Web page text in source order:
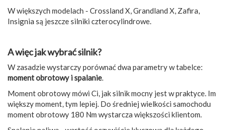
W większych modelach - Crossland X, Grandland X, Zafira,
Insignia są jeszcze silniki czterocylindrowe.
A więc jak wybrać silnik?
W zasadzie wystarczy porównać dwa parametry w tabelce:
moment obrotowy i spalanie.
Moment obrotowy mówi Ci, jak silnik mocny jest w praktyce. Im
większy moment, tym lepiej. Do średniej wielkości samochodu
moment obrotowy 180 Nm wystarcza większości klientom.